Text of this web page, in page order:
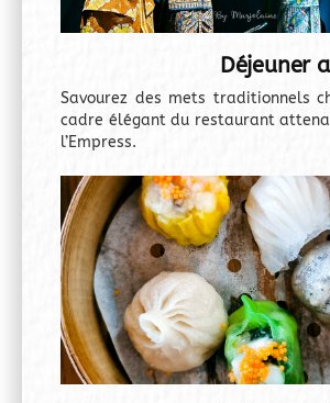
Déjeuner
Savourez des mets traditionnels
cadre élégant du restaurant
l’Empress.